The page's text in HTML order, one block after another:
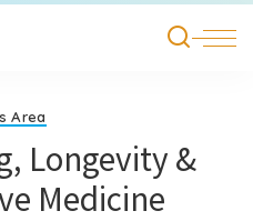
Area
Longevity &
Medicine